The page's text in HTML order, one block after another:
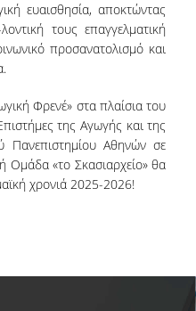
ευαισθησία, αποκτώντας
τους επαγγελματική
προσανατολισμό και
Φρενέ» στα πλαίσια του
της Αγωγής και της
Πανεπιστημίου Αθηνών σε
Ομάδα «το Σκασιαρχείο» θα
χρονιά 2025-2026!